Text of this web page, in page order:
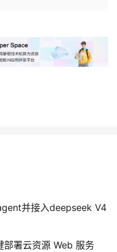
并接入deepseek V4
署云资源 Web 服务